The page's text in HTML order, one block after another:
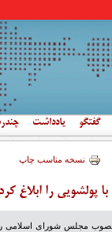
گفتگو یادداشت
نسخه مناسب چاپ
پولشویی را ابلاغ کرد
مجلس شورای اسلامی را